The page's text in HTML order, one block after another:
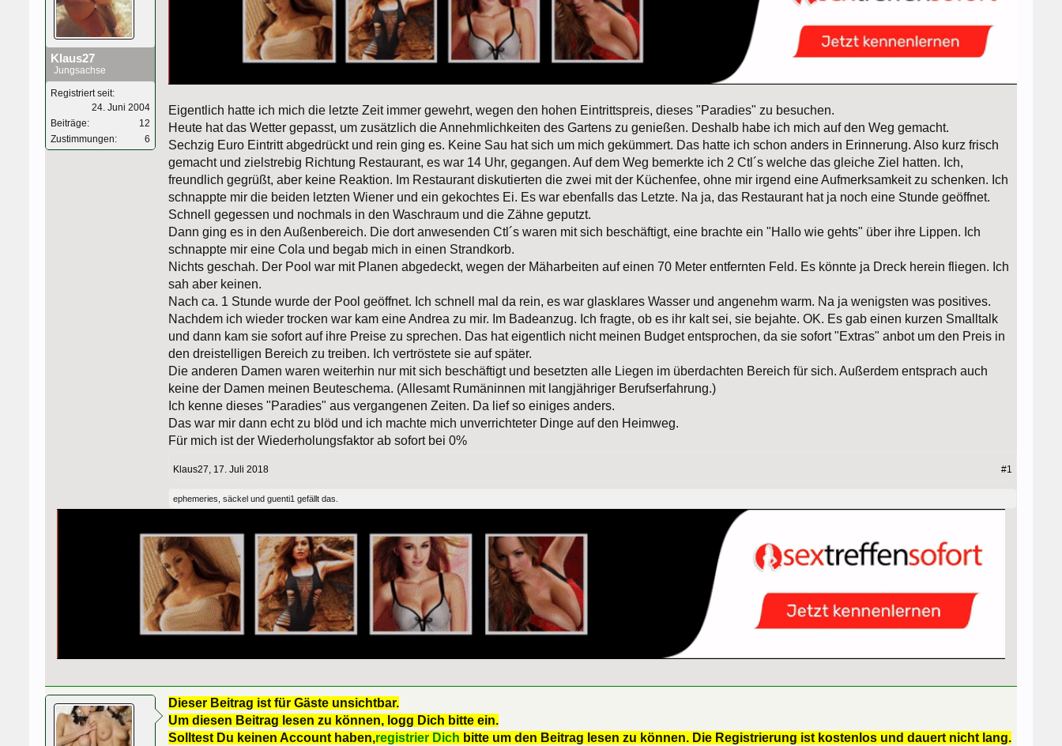
Klaus27
Jungsachse
Registriert seit:
24. Juni 2004
Beiträge:
12
Zustimmungen:
6
Eigentlich hatte ich mich die letzte Zeit immer gewehrt, wegen den hohen Eintrittspreis, dieses "Paradies" zu besuchen.
Heute hat das Wetter gepasst, um zusätzlich die Annehmlichkeiten des Gartens zu genießen. Deshalb habe ich mich auf den Weg gemacht.
Sechzig Euro Eintritt abgedrückt und rein ging es. Keine Sau hat sich um mich gekümmert. Das hatte ich schon anders in Erinnerung. Also kurz frisch
gemacht und zielstrebig Richtung Restaurant, es war 14 Uhr, gegangen. Auf dem Weg bemerkte ich 2 Ctl´s welche das gleiche Ziel hatten. Ich,
freundlich gegrüßt, aber keine Reaktion. Im Restaurant diskutierten die zwei mit der Küchenfee, ohne mir irgend eine Aufmerksamkeit zu schenken. Ich
schnappte mir die beiden letzten Wiener und ein gekochtes Ei. Es war ebenfalls das Letzte. Na ja, das Restaurant hat ja noch eine Stunde geöffnet.
Schnell gegessen und nochmals in den Waschraum und die Zähne geputzt.
Dann ging es in den Außenbereich. Die dort anwesenden Ctl´s waren mit sich beschäftigt, eine brachte ein "Hallo wie gehts" über ihre Lippen. Ich
schnappte mir eine Cola und begab mich in einen Strandkorb.
Nichts geschah. Der Pool war mit Planen abgedeckt, wegen der Mäharbeiten auf einen 70 Meter entfernten Feld. Es könnte ja Dreck herein fliegen. Ich
sah aber keinen.
Nach ca. 1 Stunde wurde der Pool geöffnet. Ich schnell mal da rein, es war glasklares Wasser und angenehm warm. Na ja wenigsten was positives.
Nachdem ich wieder trocken war kam eine Andrea zu mir. Im Badeanzug. Ich fragte, ob es ihr kalt sei, sie bejahte. OK. Es gab einen kurzen Smalltalk
und dann kam sie sofort auf ihre Preise zu sprechen. Das hat eigentlich nicht meinen Budget entsprochen, da sie sofort "Extras" anbot um den Preis in
den dreistelligen Bereich zu treiben. Ich vertröstete sie auf später.
Die anderen Damen waren weiterhin nur mit sich beschäftigt und besetzten alle Liegen im überdachten Bereich für sich. Außerdem entsprach auch
keine der Damen meinen Beuteschema. (Allesamt Rumäninnen mit langjähriger Berufserfahrung.)
Ich kenne dieses "Paradies" aus vergangenen Zeiten. Da lief so einiges anders.
Das war mir dann echt zu blöd und ich machte mich unverrichteter Dinge auf den Heimweg.
Für mich ist der Wiederholungsfaktor ab sofort bei 0%
Klaus27, 17. Juli 2018 #1
ephemeries säckel und guenti1 gefällt das.
Dieser Beitrag ist für Gäste unsichtbar.
Um diesen Beitrag lesen zu können, logg Dich bitte ein.
Solltest Du keinen Account haben,registrier Dich bitte um den Beitrag lesen zu können. Die Registrierung ist kostenlos und dauert nicht lang.